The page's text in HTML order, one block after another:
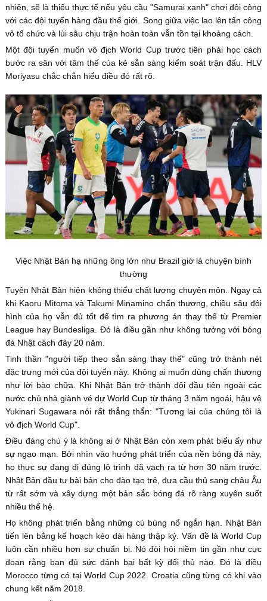
nhiên, sẽ là thiếu thực tế nếu yêu cầu "Samurai xanh" chơi đôi công
với các đội tuyển hàng đầu thế giới. Song giữa việc lao lên tấn công
vô tổ chức và lùi sâu chịu trận hoàn toàn vẫn tồn tại khoảng cách.
Một đội tuyển muốn vô địch World Cup trước tiên phải học cách
bước ra sân với tâm thế của kẻ sẵn sàng kiểm soát trận đấu. HLV
Moriyasu chắc chắn hiểu điều đó rất rõ.
Việc Nhật Bản hạ những ông lớn như Brazil giờ là chuyện bình
thường
Tuyên Nhật Bản hiện không thiếu chất lượng chuyên môn. Ngay cả
khi Kaoru Mitoma và Takumi Minamino chấn thương, chiều sâu đội
hình của họ vẫn đủ tốt để tìm ra phương án thay thế từ Premier
League hay Bundesliga. Đó là điều gần như không tưởng với bóng
đá Nhật cách đây 20 năm.
Tinh thần "người tiếp theo sẵn sàng thay thế" cũng trở thành nét
đặc trưng mới của đội tuyển này. Không ai muốn dùng chấn thương
như lời bào chữa. Khi Nhật Bản trở thành đội đầu tiên ngoài các
nước chủ nhà giành vé dự World Cup từ tháng 3 năm ngoái, hậu vệ
Yukinari Sugawara nói rất thẳng thắn: "Tương lai của chúng tôi là
vô địch World Cup".
Điều đáng chú ý là không ai ở Nhật Bản còn xem phát biểu ấy như
sự ngạo mạn. Bởi nhìn vào hướng phát triển của nền bóng đá này,
họ thực sự đang đi đúng lộ trình đã vạch ra từ hơn 30 năm trước.
Nhật Bản đầu tư bài bản cho đào tạo trẻ, đưa cầu thủ sang châu Âu
từ rất sớm và xây dựng một bản sắc bóng đá rõ ràng xuyên suốt
nhiều thế hệ.
Họ không phát triển bằng những cú bùng nổ ngắn hạn. Nhật Bản
tiến lên bằng kế hoạch kéo dài hàng thập kỷ. Vấn đề là World Cup
luôn cần nhiều hơn sự chuẩn bị. Nó đòi hỏi niềm tin gần như cực
đoan rằng bạn đủ sức đánh bại bất kỳ đối thủ nào. Đó là điều
Morocco từng có tại World Cup 2022. Croatia cũng từng có khi vào
chung kết năm 2018.